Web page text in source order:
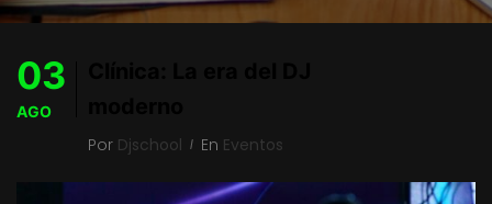
03
AGO
Por Djschool En Eventos